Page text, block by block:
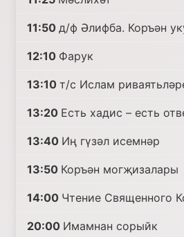
11:50 д/ф Әлифба. Коръән
12:10 Фарук
13:10 т/с Ислам
13:20 Есть хадис – есть
13:40 Иң гүзәл исемнәр
13:50 Коръән могҗизалары
14:00 Чтение Священного
20:00 Имамнан сорыйк